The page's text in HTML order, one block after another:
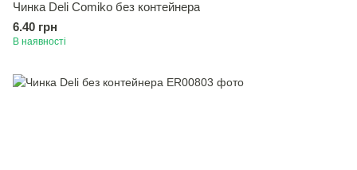
Чинка Deli Comiko без контейнера
6.40 грн
В наявності